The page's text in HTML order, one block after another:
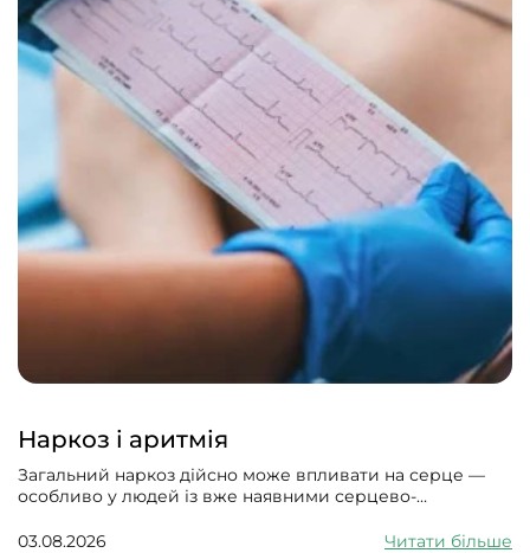
Наркоз і аритмія
Загальний наркоз дійсно може впливати на серце —
особливо у людей із вже наявними серцево-
серцевого ритму, гіпотонію, зменшити силу скорочень
03.08.2026 Читати більше